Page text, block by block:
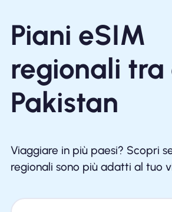
Piani eSIM
regionali tra
Pakistan
Viaggiare in più paesi? Scopri
regionali sono più adatti al tuo